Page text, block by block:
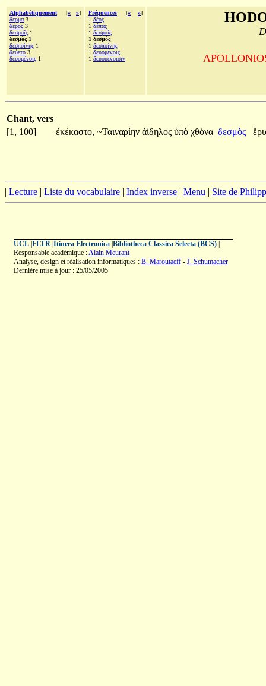
Alphabétiquement [« »]
δέρμα 3
δέρος 3
δεσμοῖς 1
δεσμὸς 1
δεσποίνης 1
δεύετο 3
δευομένοις 1
Fréquences [« »]
1 δέος
1 δέπας
1 δεσμοῖς
1 δεσμὸς
1 δεσποίνης
1 δευομένοις
1 δευουένοισιν
Chant, vers
[1, 100]
ἐκέκαστο, ~Ταιναρίην ἀίδηλος ὑπὸ χθόνα δεσμὸς
| Lecture | Liste du vocabulaire | Index inverse | Menu | Site de
UCL| FLTR| Itinera Electronica| Bibliotheca Classica Selecta (BCS)|
Responsable académique :Alain Meurant
Analyse, design et réalisation informatiques : B. Maroutaeff- J. Schumacher
Dernière mise à jour : 25/05/2005